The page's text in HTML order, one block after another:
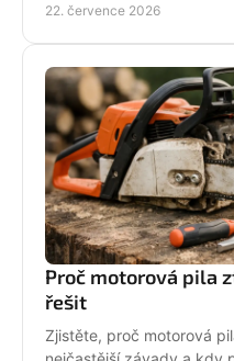
22. července 2026
Proč motorová pila
řešit
Zjistěte, proč motorová